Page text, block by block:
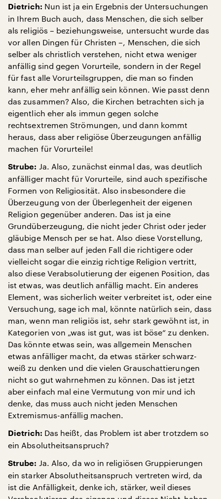
Dietrich: Nun ist ja ein Ergebnis der Untersuchungen
in Ihrem Buch auch, dass Menschen, die sich selber
als religiös – beziehungsweise, untersucht wurde das
vor allen Dingen für Christen –, Menschen, die sich
selber als christlich verstehen, nicht etwa weniger
anfällig sind gegen Vorurteile, sondern in der Regel
für fast alle Vorurteilsgruppen, die man so finden
kann, eher mehr anfällig sein können. Wie passt denn
das zusammen? Also, die Kirchen betrachten sich ja
eigentlich eher als immun gegen solche
rechtsextremen Strömungen, und dann kommt
heraus, dass aber religiöse Überzeugungen anfällig
machen für Vorurteile!
Strube: Ja. Also, zunächst einmal das, was deutlich
anfälliger macht für Vorurteile, sind auch spezifische
Formen von Religiosität. Also insbesondere die
Überzeugung von der Überlegenheit der eigenen
Religion gegenüber anderen. Das ist ja eine
Grundüberzeugung, die nicht jeder Christ oder jeder
gläubige Mensch per se hat. Also diese Vorstellung,
dass man selber auf jeden Fall die richtigere oder
vielleicht sogar die einzig richtige Religion vertritt,
also diese Verabsolutierung der eigenen Position, das
ist etwas, was deutlich anfällig macht. Ein anderes
Element, was sicherlich weiter verbreitet ist, oder eine
Versuchung, sage ich mal, könnte natürlich sein, dass
man, wenn man religiös ist, sehr stark gewöhnt ist, in
Kategorien von „was ist gut, was ist böse“ zu denken.
Das könnte etwas sein, was allgemein Menschen
etwas anfälliger macht, da etwas stärker schwarz-
weiß zu denken und die vielen Grauschattierungen
nicht so gut wahrnehmen zu können. Das ist jetzt
aber einfach mal eine Vermutung von mir und ich
denke, das muss auch nicht jeden Menschen
Extremismus-anfällig machen.
Dietrich: Das heißt, das Problem ist aber trotzdem so
ein Absolutheitsanspruch?
Strube: Ja. Also, da wo in religiösen Gruppierungen
ein starker Absolutheitsanspruch vertreten wird, da
ist die Anfälligkeit, denke ich, stärker, weil dieses